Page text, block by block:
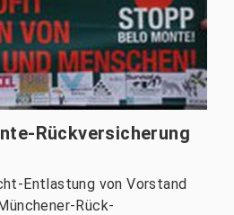
Rückversicherung
Entlastung von Vorstand
Rück-